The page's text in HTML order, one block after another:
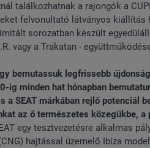
találkozhatnak a rajongók a
felvonultató látványos kiállítás
sorozatban készült
vagy a Trakatan -
bemutassuk legfrissebb
ig minden hat hónapban
SEAT márkában rejlő potenciál
az ő természetes közegükbe, a
egy tesztvezetésre alkalmas
hajtással üzemelő Ibiza